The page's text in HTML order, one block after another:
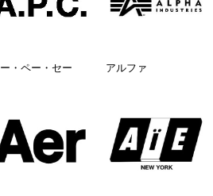
・ペー・セー アルファ